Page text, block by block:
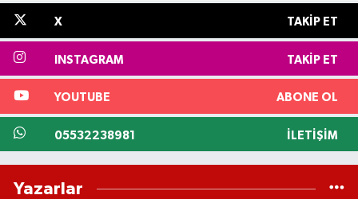
X TAKIP ET
INSTAGRAM TAKIP ET
YOUTUBE ABONE OL
05532238981 İLETIŞIM
Yazarlar